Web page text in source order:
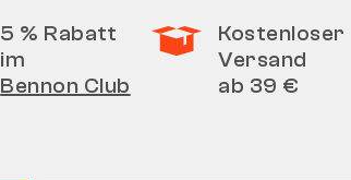
5 % Rabatt
im
Bennon Club
Kostenloser
Versand
ab 39 €